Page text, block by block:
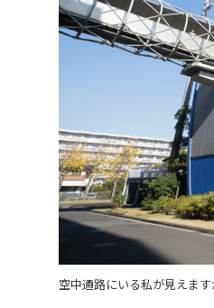
空中通路にいる私が見えま